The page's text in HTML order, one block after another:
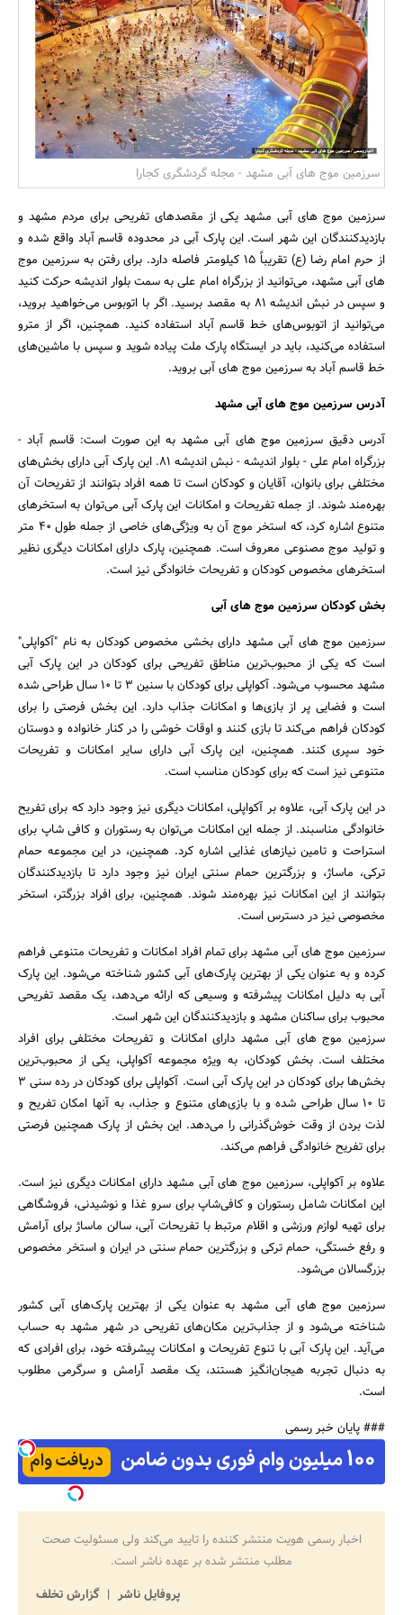
بانک، بیمه و سرمایه
مسکن و ساختمان
جستجو
سرزمین موج های آبی مشهد - مجله گردشگری کجارا
سرزمین موج های آبی مشهد یکی از مقصدهای تفریحی برای مردم مشهد و
بازدیدکنندگان این شهر است. این پارک آبی در محدوده قاسم آباد واقع شده و
از حرم امام رضا (ع) تقریباً 15 کیلومتر فاصله دارد. برای رفتن به سرزمین موج
های آبی مشهد، می‌توانید از بزرگراه امام علی به سمت بلوار اندیشه حرکت کنید
و سپس در نبش اندیشه ۸۱ به مقصد برسید. اگر با اتوبوس می‌خواهید بروید،
می‌توانید از اتوبوس‌های خط قاسم آباد استفاده کنید. همچنین، اگر از مترو
استفاده می‌کنید، باید در ایستگاه پارک ملت پیاده شوید و سپس با ماشین‌های
خط قاسم آباد به سرزمین موج های آبی بروید.
آدرس سرزمین موج های آبی مشهد
آدرس دقیق سرزمین موج های آبی مشهد به این صورت است: قاسم آباد -
بزرگراه امام علی - بلوار اندیشه - نبش اندیشه ۸۱. این پارک آبی دارای بخش‌های
مختلفی برای بانوان، آقایان و کودکان است تا همه افراد بتوانند از تفریحات آن
بهره‌مند شوند. از جمله تفریحات و امکانات این پارک آبی می‌توان به استخرهای
متنوع اشاره کرد، که استخر موج آن به ویژگی‌های خاصی از جمله طول 40 متر
و تولید موج مصنوعی معروف است. همچنین، پارک دارای امکانات دیگری نظیر
استخرهای مخصوص کودکان و تفریحات خانوادگی نیز است.
بخش کودکان سرزمین موج های آبی
سرزمین موج های آبی مشهد دارای بخشی مخصوص کودکان به نام "آکواپلی"
است که یکی از محبوب‌ترین مناطق تفریحی برای کودکان در این پارک آبی
مشهد محسوب می‌شود. آکواپلی برای کودکان با سنین ۳ تا ۱۰ سال طراحی شده
است و فضایی پر از بازی‌ها و امکانات جذاب دارد. این بخش فرصتی را برای
کودکان فراهم می‌کند تا بازی کنند و اوقات خوشی را در کنار خانواده و دوستان
خود سپری کنند. همچنین، این پارک آبی دارای سایر امکانات و تفریحات
متنوعی نیز است که برای کودکان مناسب است.
در این پارک آبی، علاوه بر آکواپلی، امکانات دیگری نیز وجود دارد که برای تفریح
خانوادگی مناسبند. از جمله این امکانات می‌توان به رستوران و کافی شاپ برای
استراحت و تامین نیازهای غذایی اشاره کرد. همچنین، در این مجموعه حمام
ترکی، ماساژ، و بزرگترین حمام سنتی ایران نیز وجود دارد تا بازدیدکنندگان
بتوانند از این امکانات نیز بهره‌مند شوند. همچنین، برای افراد بزرگتر، استخر
مخصوصی نیز در دسترس است.
سرزمین موج های آبی مشهد برای تمام افراد امکانات و تفریحات متنوعی فراهم
کرده و به عنوان یکی از بهترین پارک‌های آبی کشور شناخته می‌شود. این پارک
آبی به دلیل امکانات پیشرفته و وسیعی که ارائه می‌دهد، یک مقصد تفریحی
محبوب برای ساکنان مشهد و بازدیدکنندگان این شهر است.
سرزمین موج های آبی مشهد دارای امکانات و تفریحات مختلفی برای افراد
مختلف است. بخش کودکان، به ویژه مجموعه آکواپلی، یکی از محبوب‌ترین
بخش‌ها برای کودکان در این پارک آبی است. آکواپلی برای کودکان در رده سنی 3
تا 10 سال طراحی شده و با بازی‌های متنوع و جذاب، به آنها امکان تفریح و
لذت بردن از وقت خوش‌گذرانی را می‌دهد. این بخش از پارک همچنین فرصتی
برای تفریح خانوادگی فراهم می‌کند.
علاوه بر آکواپلی، سرزمین موج های آبی مشهد دارای امکانات دیگری نیز است.
این امکانات شامل رستوران و کافی‌شاپ برای سرو غذا و نوشیدنی، فروشگاهی
برای تهیه لوازم ورزشی و اقلام مرتبط با تفریحات آبی، سالن ماساژ برای آرامش
و رفع خستگی، حمام ترکی و بزرگترین حمام سنتی در ایران و استخر مخصوص
بزرگسالان می‌شود.
سرزمین موج های آبی مشهد به عنوان یکی از بهترین پارک‌های آبی کشور
شناخته می‌شود و از جذاب‌ترین مکان‌های تفریحی در شهر مشهد به حساب
می‌آید. این پارک آبی با تنوع تفریحات و امکانات پیشرفته خود، برای افرادی که
به دنبال تجربه هیجان‌انگیز هستند، یک مقصد آرامش و سرگرمی مطلوب
است.
### پایان خبر رسمی
اخبار رسمی هویت منتشر کننده را تایید می‌کند ولی مسئولیت صحت
مطلب منتشر شده بر عهده ناشر است.
پروفایل ناشر
گزارش تخلف